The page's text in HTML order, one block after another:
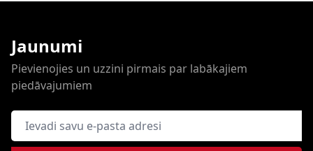
Jaunumi
Pievienojies un uzzini pirmais par labākajiem
piedāvajumiem
E-pasta adrese